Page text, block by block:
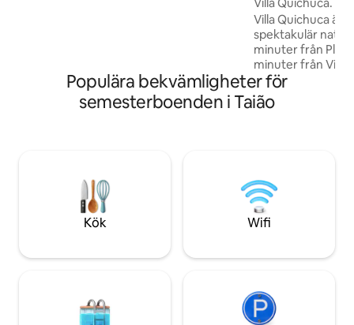
Villa Quichuca är
spektakulär
minuter från
minuter från Vigo
Missa inte ljuset 2025. I boendet,
m2, kommer du
bekvämligheter
för att njuta av
Populära bekvämligheter för
semesterboenden i Taião
Kök Wifi